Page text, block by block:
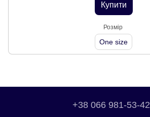
Купити
Розмір
One size
+38 066 981-53-42